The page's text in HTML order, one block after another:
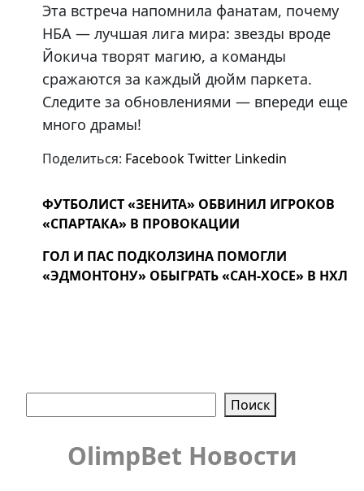
Эта встреча напомнила фанатам, почему
НБА — лучшая лига мира: звезды вроде
Йокича творят магию, а команды
сражаются за каждый дюйм паркета.
Следите за обновлениями — впереди еще
много драмы!
Поделиться: FacebookTwitter Linkedin
ФУТБОЛИСТ «ЗЕНИТА» ОБВИНИЛ ИГРОКОВ
«СПАРТАКА» В ПРОВОКАЦИИ
ГОЛ И ПАС ПОДКОЛЗИНА ПОМОГЛИ
«ЭДМОНТОНУ» ОБЫГРАТЬ «САН-ХОСЕ» В НХЛ
Поиск
OlimpBet Новости